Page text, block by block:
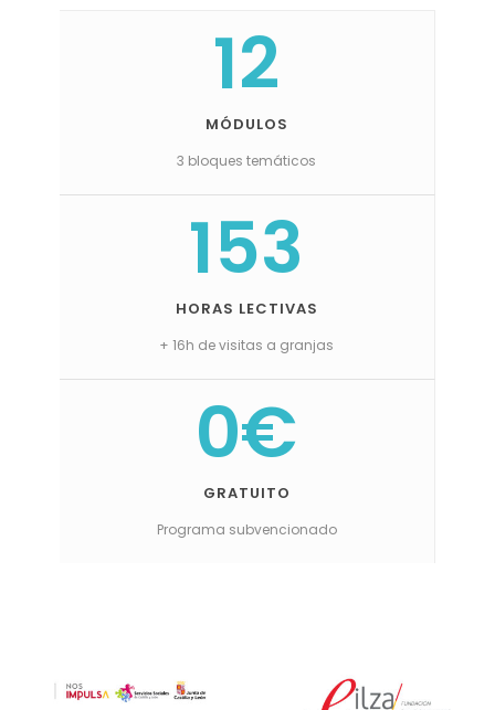
12
MÓDULOS
3 bloques temáticos
153
HORAS LECTIVAS
+ 16h de visitas a granjas
0€
GRATUITO
Programa subvencionado